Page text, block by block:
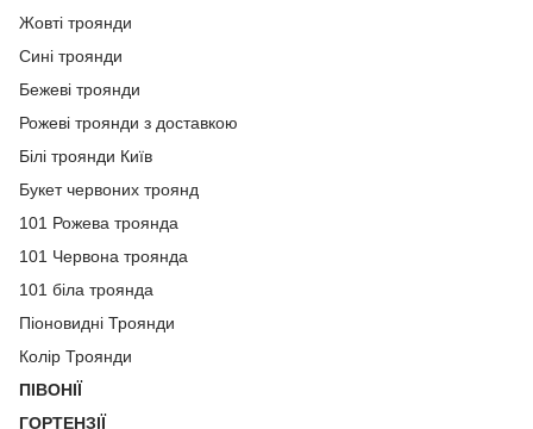
Жовті троянди
Сині троянди
Бежеві троянди
Рожеві троянди з доставкою
Білі троянди Київ
Букет червоних троянд
101 Рожева троянда
101 Червона троянда
101 біла троянда
Піоновидні Троянди
Колір Троянди
ПІВОНІЇ
ГОРТЕНЗІЇ